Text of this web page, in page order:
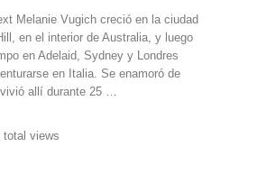
Melanie Vugich creció en la ciudad
en el interior de Australia, y luego
en Adelaid, Sydney y Londres
en Italia. Se enamoró de
allí durante 25 …
total views